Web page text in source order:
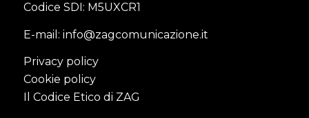
Codice SDI: M5UXCR1
E-mail: info@zagcomunicazione.it
Privacy policy
Cookie policy
Il Codice Etico di ZAG